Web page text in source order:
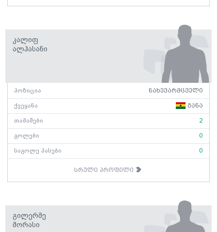
Კალიფ
Ალჰასანი
პოზიცია ნახევარმცველი
ქვეყანა განა
თამაშები 2
გოლები 0
საგოლე პასები 0
სრული პროფილი
Გილერმე
Მორასი